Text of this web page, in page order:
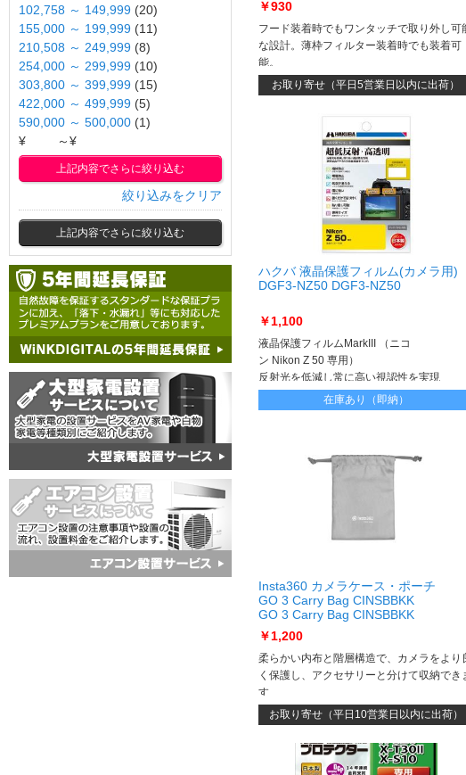
￥930
フード装着時でもワンタッチで取り外し可
な設計。薄枠フィルター装着時でも装着可
能。
お取り寄せ（平日5営業日以内に出荷）
ハクバ 液晶保護フィルム(カメラ用)
DGF3-NZ50 DGF3-NZ50
￥1,100
液晶保護フィルムMarkIII （ニコ
ン Nikon Z 50 専用）
反射光を低減し常に高い視認性を実現
在庫あり（即納）
Insta360 カメラケース・ポーチ
GO 3 Carry Bag CINSBBKK
GO 3 Carry Bag CINSBBKK
￥1,200
柔らかい内布と階層構造で、カメラをより
く保護し、アクセサリーと分けて収納でき
す
お取り寄せ（平日10営業日以内に出荷）
102,758 ～ 149,999 (20)
155,000 ～ 199,999 (11)
210,508 ～ 249,999 (8)
254,000 ～ 299,999 (10)
303,800 ～ 399,999 (15)
422,000 ～ 499,999 (5)
590,000 ～ 500,000 (1)
¥
～¥
上記内容でさらに絞り込む
絞り込みをクリア
上記内容でさらに絞り込む